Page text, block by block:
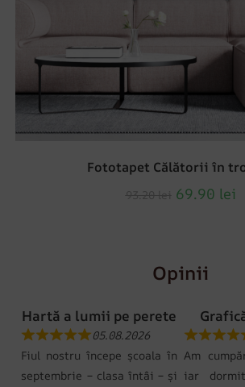
Fototapet Călătorii în
69.90 lei
Opinii
Hartă a lumii pe perete
05.08.2026
Fiul nostru începe școala în
septembrie – clasa întâi – și
Am
iar